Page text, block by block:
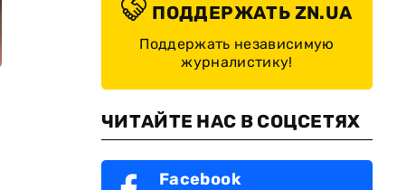
ПОДДЕРЖАТЬ ZN.UA
Поддержать независимую
журналистику!
ЧИТАЙТЕ НАС В СОЦСЕТЯХ
Facebook